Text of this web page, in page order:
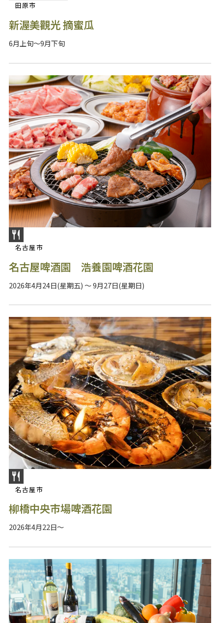
田原市
新渥美觀光 摘蜜瓜
6月上旬～9月下旬
名古屋市
名古屋啤酒園 浩養園啤酒花園
2026年4月24日(星期五) ～ 9月27日(星期日)
名古屋市
柳橋中央市場啤酒花園
2026年4月22日～